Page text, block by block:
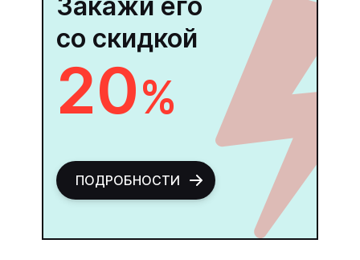
со скидкой
20%
ПОДРОБНОСТИ